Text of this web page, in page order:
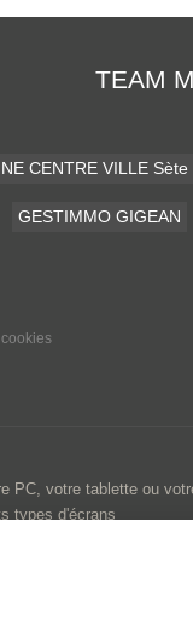
TEAM
CENTRE VILLE Sète
GESTIMMO GIGEAN
PC, votre tablette ou
types d'écrans